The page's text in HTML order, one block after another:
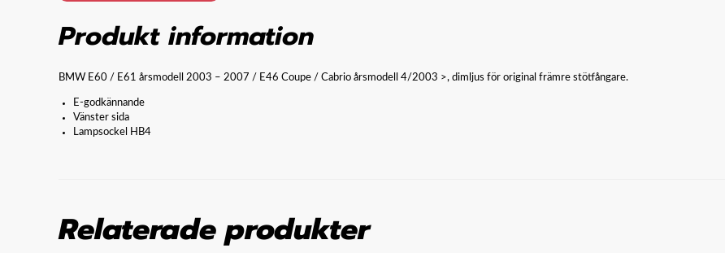
Produkt information
BMW E60 / E61 årsmodell 2003 – 2007 / E46 Coupe / Cabrio årsmodell 4/2003 >, dimljus för original främre stötfångare.
E-godkännande
Vänster sida
Lampsockel HB4
Relaterade produkter